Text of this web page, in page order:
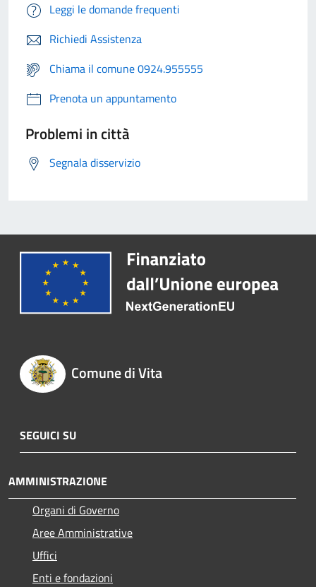
Leggi le domande frequenti
Richiedi Assistenza
Chiama il comune 0924.955555
Prenota un appuntamento
Problemi in città
Segnala disservizio
Comune di Vita
SEGUICI SU
AMMINISTRAZIONE
Organi di Governo
Aree Amministrative
Uffici
Enti e fondazioni